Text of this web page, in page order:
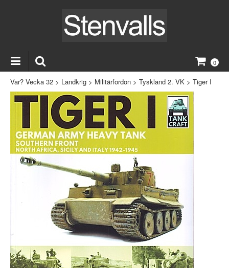
0
Var? Vecka 32 > Landkrig > Militärfordon > Tyskland 2. VK > Tiger I